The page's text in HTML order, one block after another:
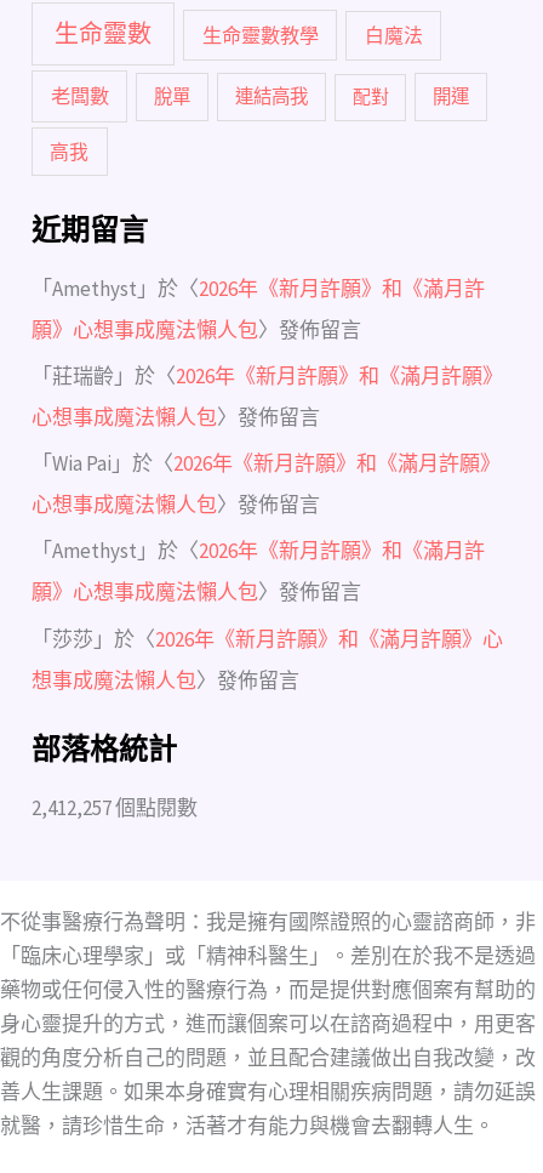
生命靈數 生命靈數教學 白魔法
老闆數 脫單 連結高我 配對 開運
高我
近期留言
「Amethyst 」於〈2026年《新月許願》和《滿月許
願》心想事成魔法懶人包〉發佈留言
「莊瑞齡 」於〈2026年《新月許願》和《滿月許願》
心想事成魔法懶人包〉發佈留言
「Wia Pai 」於〈2026年《新月許願》和《滿月許願》
心想事成魔法懶人包〉發佈留言
「Amethyst 」於〈2026年《新月許願》和《滿月許
願》心想事成魔法懶人包〉發佈留言
「 莎莎 」於〈2026年《新月許願》和《滿月許願》心
想事成魔法懶人包〉發佈留言
部落格統計
2,412,257 個點閱數
不從事醫療行為聲明：我是擁有國際證照的心靈諮商師，非
「臨床心理學家」或「精神科醫生」。差別在於我不是透過
藥物或任何侵入性的醫療行為，而是提供對應個案有幫助的
身心靈提升的方式，進而讓個案可以在諮商過程中，用更客
觀的角度分析自己的問題，並且配合建議做出自我改變，改
善人生課題。如果本身確實有心理相關疾病問題，請勿延誤
就醫，請珍惜生命，活著才有能力與機會去翻轉人生。